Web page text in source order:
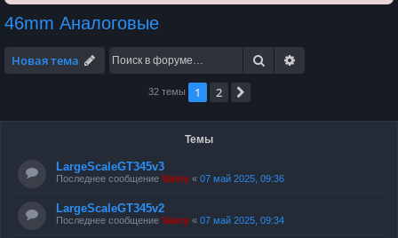
46mm Аналоговые
Новая тема Поиск
32 темы 1 2
Темы
LargeScaleGT345v3
Последнее сообщение Valery « 07 май 2025, 09:36
LargeScaleGT345v2
Последнее сообщение Valery « 07 май 2025, 09:34